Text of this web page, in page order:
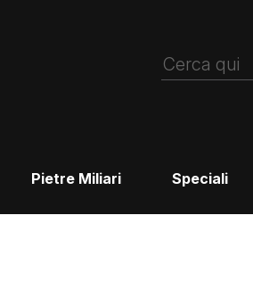
Pietre Miliari Speciali